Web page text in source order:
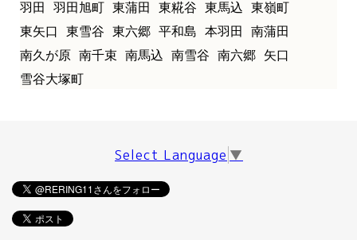
羽田
羽田旭町 東蒲田 東糀谷 東馬込
東嶺町
東矢口
東雪谷 東六郷 平和島 本羽田
南蒲田
南久が原 南千束 南馬込 南雪谷 南六郷
矢口
雪谷大塚町
Select Language ▼